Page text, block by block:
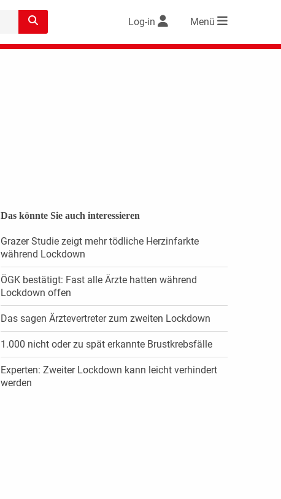
Log-in Menü
Das könnte Sie auch interessieren
Grazer Studie zeigt mehr tödliche Herzinfarkte
während Lockdown
ÖGK bestätigt: Fast alle Ärzte hatten während
Lockdown offen
Das sagen Ärztevertreter zum zweiten Lockdown
1.000 nicht oder zu spät erkannte Brustkrebsfälle
Experten: Zweiter Lockdown kann leicht verhindert
werden